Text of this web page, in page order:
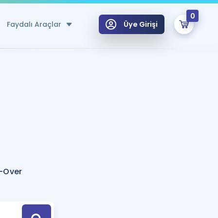
Faydalı Araçlar
Hesaplama Aracı
için Öneriler
Tek Takvimde
Üye Girişi
0
Hoca ile seni sınava hazırlayacak onlarca eğitim seni bekliyor!